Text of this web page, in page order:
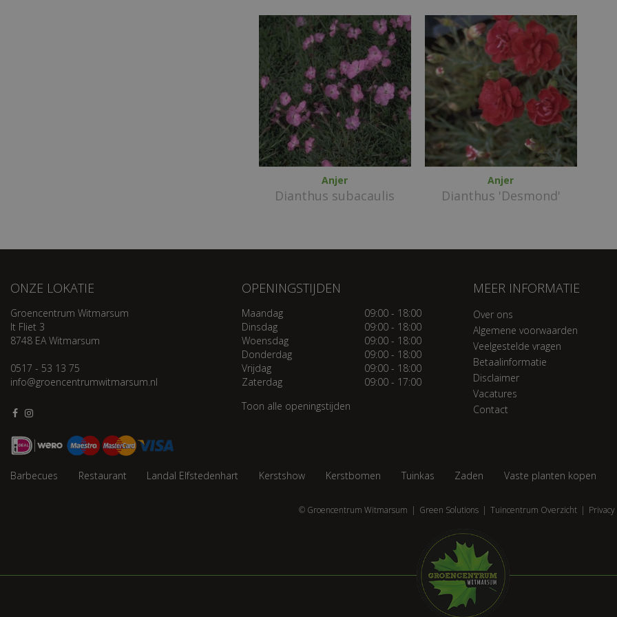
Anjer
Dianthus subacaulis
Anjer
Dianthus 'Desmond'
ONZE LOKATIE
Groencentrum Witmarsum
It Fliet 3
8748 EA Witmarsum
0517 - 53 13 75
info@groencentrumwitmarsum.nl
OPENINGSTIJDEN
Maandag
09:00 - 18:00
Dinsdag
09:00 - 18:00
Woensdag
09:00 - 18:00
Donderdag
09:00 - 18:00
Vrijdag
09:00 - 18:00
Zaterdag
09:00 - 17:00
Toon alle openingstijden
MEER INFORMATIE
Over ons
Algemene voorwaarden
Veelgestelde vragen
Betaalinformatie
Disclaimer
Vacatures
Contact
Barbecues Restaurant Landal Elfstedenhart Kerstshow Kerstbomen Tuinkas Zaden Vaste planten kopen
© Groencentrum Witmarsum Green Solutions Tuincentrum Overzicht Privacy